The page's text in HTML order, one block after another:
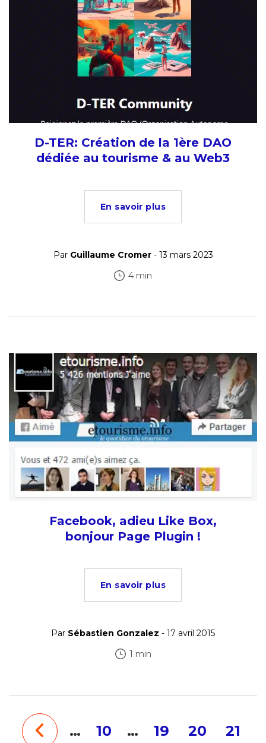
D-TER: Création de la 1ère DAO
dédiée au tourisme & au Web3
En savoir plus
Par Guillaume Cromer- 13 mars 2023
4 min
Facebook, adieu Like Box,
bonjour Page Plugin !
En savoir plus
Par Sébastien Gonzalez - 17 avril 2015
1 min
… 10 … 19 20 21